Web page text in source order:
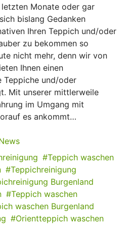
Monate oder gar
bislang Gedanken
Ihren Teppich und/oder
zu bekommen so
nicht mehr, denn wir von
Ihnen einen
Teppiche und/oder
Mit unserer mittlerweile
im Umgang mit
es ankommt…
Teppich waschen
Teppichreinigung
Burgenland
Teppich waschen
waschen Burgenland
Orientteppich waschen